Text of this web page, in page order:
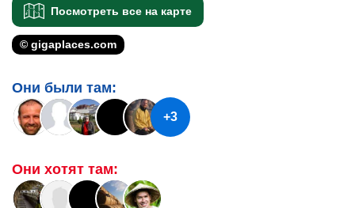
Посмотреть все на карте
© gigaplaces.com
Они были там:
+3
Они хотят там: